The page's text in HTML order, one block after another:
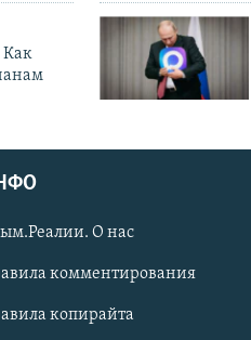
Как
О нас
комментирования
копирайта